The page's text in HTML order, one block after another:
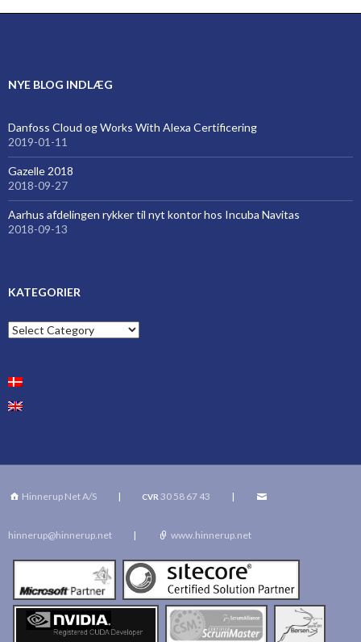
NYE BLOG INDLÆG
Danfoss Cloud og Works With Alexa Certificering
2019-01-11
Gazelle 2018
2018-09-27
Aarhus afdelingen rykker til nyt kontor hos Incuba Navitas
2018-09-13
KATEGORIER
Kategorier
Hinnerup Net A/S | CVR 30 58 67 43 |
hinnerup@hinnerup.net | www.hinnerup.net